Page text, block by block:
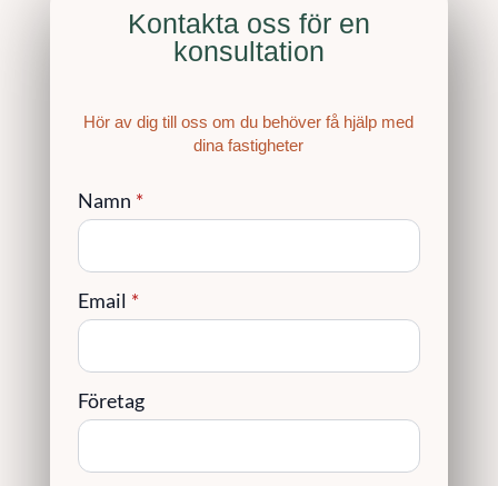
Kontakta oss för en
konsultation
Hör av dig till oss om du behöver få hjälp med
dina fastigheter
Namn *
Email *
Företag